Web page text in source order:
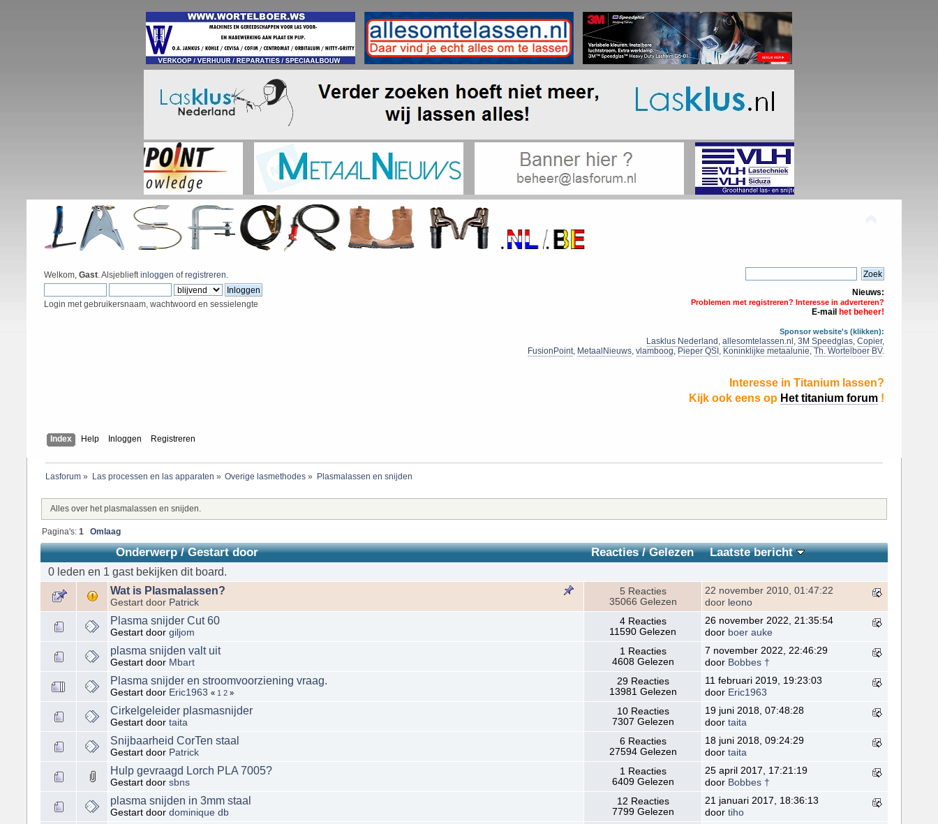
Welkom, Gast. Alsjeblieftinloggen ofregistreren.
Login met gebruikersnaam, wachtwoord en sessielengte
Nieuws:
Problemen met registreren? Interesse in adverteren?
E-mail het beheer!
Sponsor website's (klikken):
Lasklus Nederland , allesomtelassen.nl , 3M Speedglas, Copier,
FusionPoint, MetaalNieuws, vlamboog, Pieper QSI , Koninklijke metaalunie, Th. Wortelboer BV.
Interesse in Titanium lassen?
Kijk ook eens op Het titanium forum !
Index Help Inloggen Registreren
Lasforum» Las processen en las apparaten » Overige lasmethodes » Plasmalassen en snijden
Alles over het plasmalassen en snijden.
Pagina's:1 Omlaag
Onderwerp/Gestart door Reacties/Gelezen Laatste bericht
0 leden en 1 gast bekijken dit board.
Wat is Plasmalassen?
Gestart door Patrick
5 Reacties
35066 Gelezen
22 november 2010, 01:47:22
door leono
Plasma snijder Cut 60
Gestart door giljom
4 Reacties
11590 Gelezen
26 november 2022, 21:35:54
door boer auke
plasma snijden valt uit
Gestart door Mbart
1 Reacties
4608 Gelezen
7 november 2022, 22:46:29
door Bobbes †
Plasma snijder en stroomvoorziening vraag.
Gestart door Eric1963 « 1 2 »
29 Reacties
13981 Gelezen
11 februari 2019, 19:23:03
door Eric1963
Cirkelgeleider plasmasnijder
Gestart door taita
10 Reacties
7307 Gelezen
19 juni 2018, 07:48:28
door taita
Snijbaarheid CorTen staal
Gestart door Patrick
6 Reacties
27594 Gelezen
18 juni 2018, 09:24:29
door taita
Hulp gevraagd Lorch PLA 7005?
Gestart door sbns
1 Reacties
6409 Gelezen
25 april 2017, 17:21:19
door Bobbes †
plasma snijden in 3mm staal
Gestart door dominique db
12 Reacties
7799 Gelezen
21 januari 2017, 18:36:13
door tiho